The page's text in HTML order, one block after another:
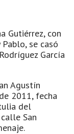
Gutiérrez, con
se casó
García
Agustín
2011, fecha
del
San